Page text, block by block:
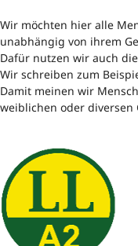
Wir möchten hier alle
unabhängig von ihrem
Dafür nutzen wir auch
Wir schreiben zum
Damit meinen wir
weiblichen oder diversen